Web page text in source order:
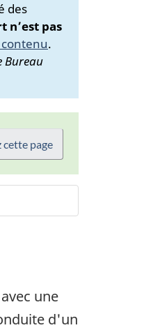
des
n’est pas
.
Bureau
cette page
une
d'un